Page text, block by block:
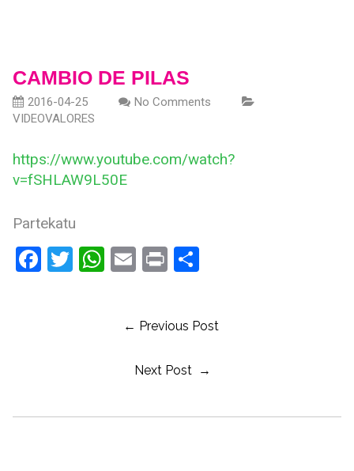
CAMBIO DE PILAS
2016-04-25
No Comments
VIDEOVALORES
https://www.youtube.com/watch?
v=fSHLAW9L50E
Partekatu
Facebook
Twitter
WhatsApp
Email
PrintCompartir
← Previous Post
Next Post →